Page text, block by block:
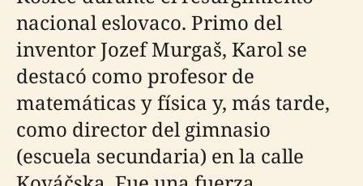
nacional eslovaco. Primo del
inventor Jozef Murgaš, Karol se
destacó como profesor de
matemáticas y física y, más tarde,
como director del gimnasio
(escuela secundaria) en la calle